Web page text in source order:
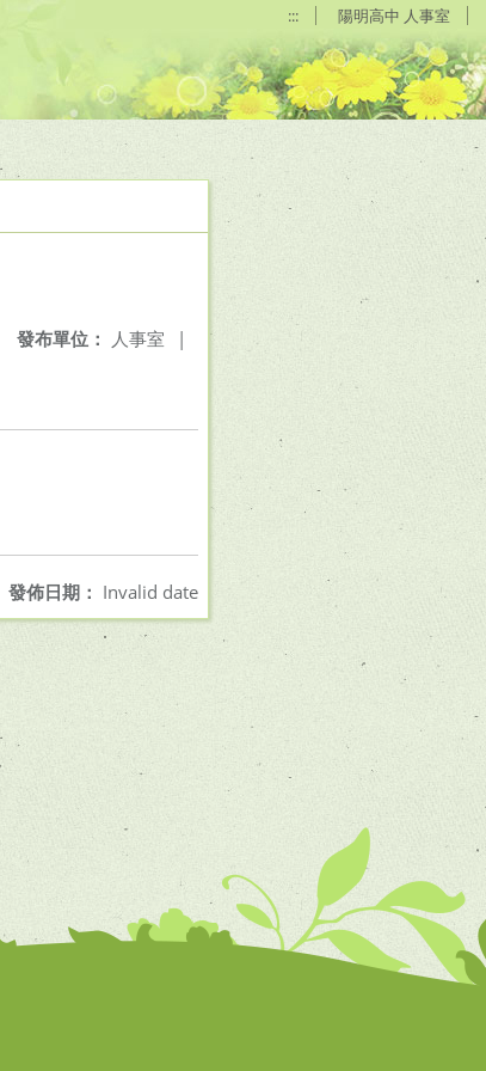
::: 陽明高中 人事室
發布單位： 人事室 |
發佈日期： Invalid date